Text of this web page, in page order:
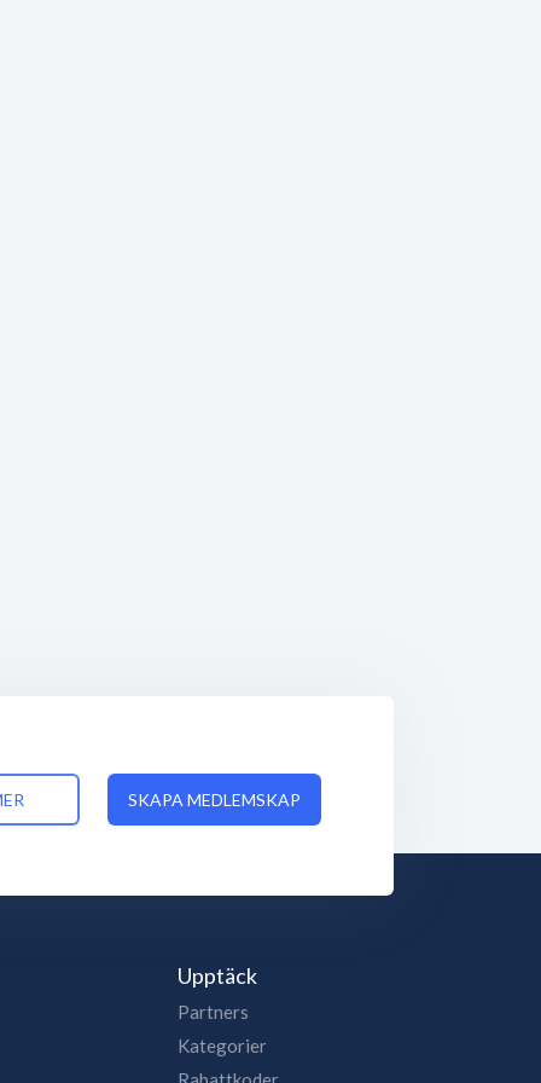
SKAPA MEDLEMSKAP
Upptäck
Partners
Kategorier